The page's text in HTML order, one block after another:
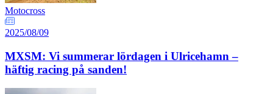
Motocross
2025/08/09
MXSM: Vi summerar lördagen i Ulricehamn –
häftig racing på sanden!